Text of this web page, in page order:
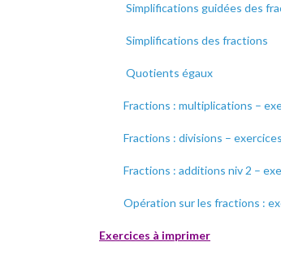
Simplifications guidées des
Simplifications des fractions
Quotients égaux
Fractions : multiplications –
Fractions : divisions –
Fractions : additions niv 2 –
Opération sur les fractions :
Exercices à imprimer